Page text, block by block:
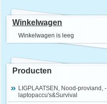
Winkelwagen
Winkelwagen is leeg
Producten
LIGPLAATSEN, Nood-proviand, -
laptopaccu's&Survival